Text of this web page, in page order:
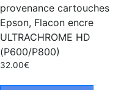
provenance cartouches
Epson, Flacon encre
ULTRACHROME HD
(P600/P800)
32.00€